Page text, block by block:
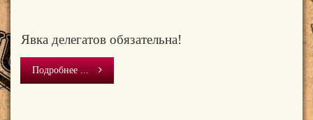
Явка делегатов обязательна!
Подробнее ...